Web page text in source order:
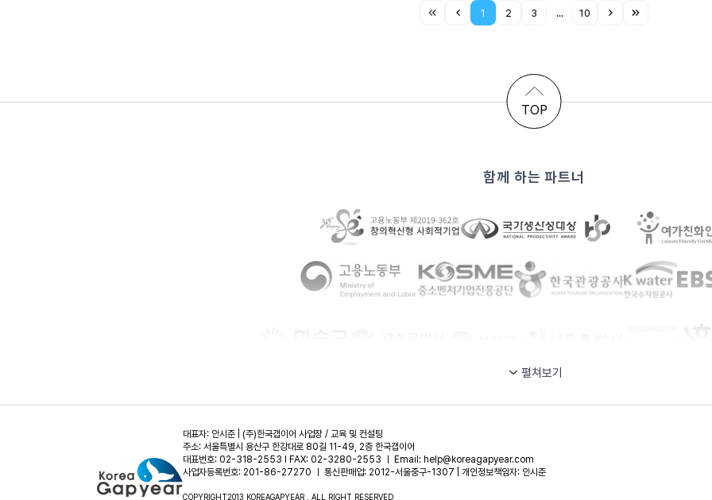
1 2 3 ... 10
TOP
함께 하는 파트너
펼쳐보기
대표자: 안시준 | (주)한국갭이어 사업장 / 교육 및 컨설팅
주소: 서울특별시 용산구 한강대로 80길 11-49, 2층 한국갭이어
대표번호: 02-318-2553 l FAX: 02-3280-2553 ㅣ Email: help@koreagapyear.com
사업자등록번호: 201-86-27270 ㅣ 통신판매업: 2012-서울중구-1307 | 개인정보책임자: 안시준
COPYRIGHT2013 KOREAGAPYEAR . ALL RIGHT RESERVED